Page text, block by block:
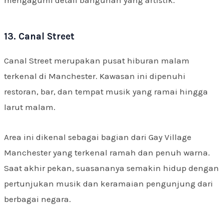
13. Canal Street
Canal Street merupakan pusat hiburan malam
terkenal di Manchester. Kawasan ini dipenuhi
restoran, bar, dan tempat musik yang ramai hingga
larut malam.
Area ini dikenal sebagai bagian dari Gay Village
Manchester yang terkenal ramah dan penuh warna.
Saat akhir pekan, suasananya semakin hidup dengan
pertunjukan musik dan keramaian pengunjung dari
berbagai negara.